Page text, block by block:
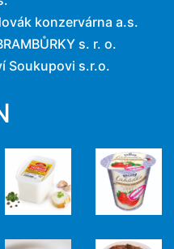
konzervárna a.s.
s. r. o.
Soukupovi s.r.o.